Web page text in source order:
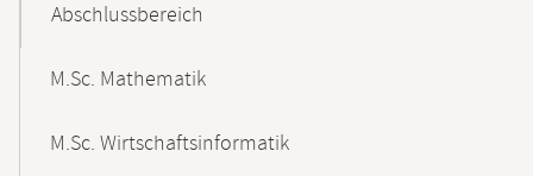
Abschlussbereich
M.Sc. Mathematik
M.Sc. Wirtschaftsinformatik